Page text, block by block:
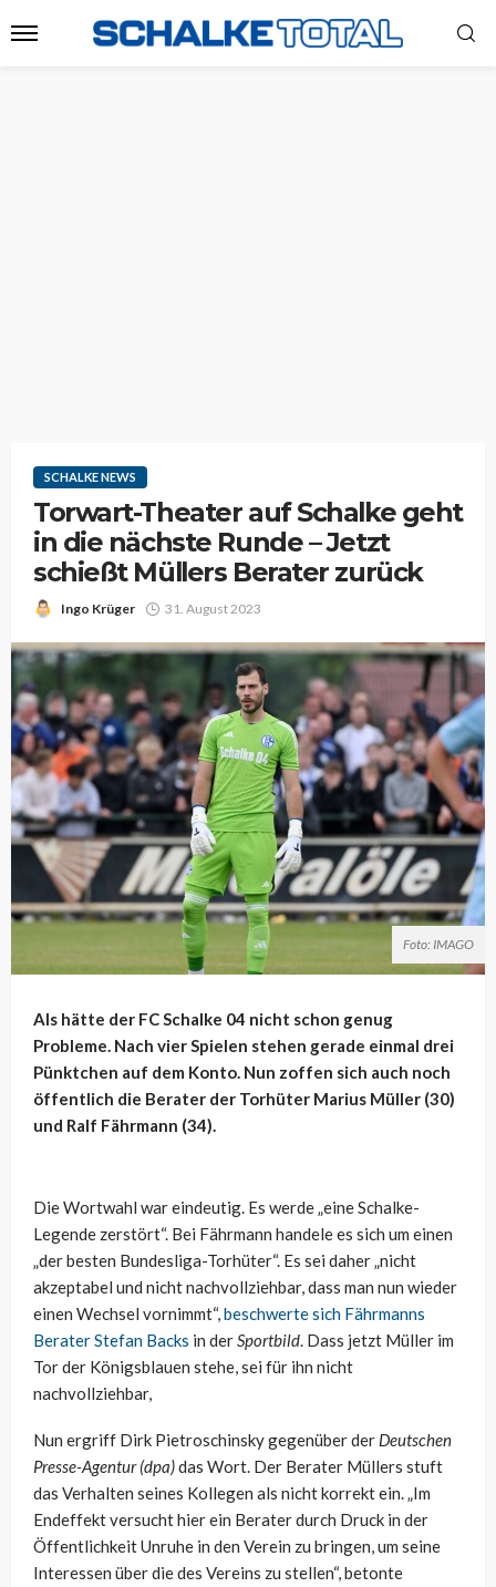
SCHALKE NEWS
Torwart-Theater auf Schalke geht
in die nächste Runde – Jetzt
schießt Müllers Berater zurück
Ingo Krüger 31. August 2023
Foto: IMAGO
Als hätte der FC Schalke 04 nicht schon genug
Probleme. Nach vier Spielen stehen gerade einmal drei
Pünktchen auf dem Konto. Nun zoffen sich auch noch
öffentlich die Berater der Torhüter Marius Müller (30)
und Ralf Fährmann (34).
Die Wortwahl war eindeutig. Es werde „eine Schalke-
Legende zerstört“. Bei Fährmann handele es sich um einen
„der besten Bundesliga-Torhüter“. Es sei daher „nicht
akzeptabel und nicht nachvollziehbar, dass man nun wieder
einen Wechsel vornimmt“,beschwerte sich Fährmanns
Berater Stefan Backs in derSportbild. Dass jetzt Müller im
Tor der Königsblauen stehe, sei für ihn nicht
nachvollziehbar,
Nun ergriff Dirk Pietroschinsky gegenüber der Deutschen
Presse-Agentur (dpa)das Wort. Der Berater Müllers stuft
das Verhalten seines Kollegen als nicht korrekt ein. „Im
Endeffekt versucht hier ein Berater durch Druck in der
Öffentlichkeit Unruhe in den Verein zu bringen, um seine
Interessen über die des Vereins zu stellen“, betonte